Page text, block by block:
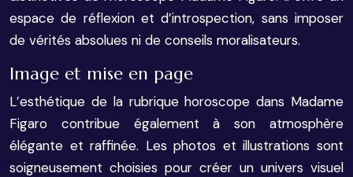
espace de réflexion et d’introspection, sans imposer
de vérités absolues ni de conseils moralisateurs.
Image et mise en page
L’esthétique de la rubrique horoscope dans Madame
Figaro contribue également à son atmosphère
élégante et raffinée. Les photos et illustrations sont
soigneusement choisies pour créer un univers visuel